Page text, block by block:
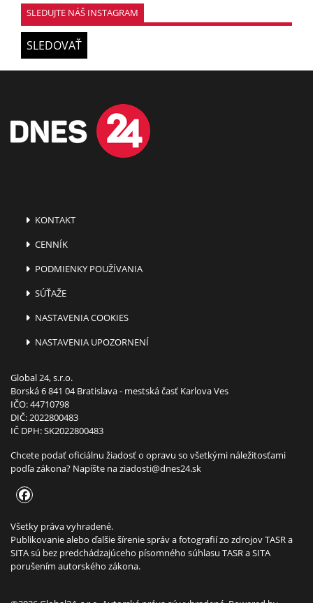
SLEDUJTE NÁŠ INSTAGRAM
SLEDOVAŤ
KONTAKT
CENNÍK
PODMIENKY POUŽÍVANIA
SÚŤAŽE
NASTAVENIA COOKIES
NASTAVENIA UPOZORNENÍ
Global 24, s.r.o.
Borská 6 841 04 Bratislava - mestská časť Karlova Ves
IČO: 44710798
DIČ: 2022800483
IČ DPH: SK2022800483
Chcete podať oficiálnu žiadosť o opravu so všetkými náležitosťami
podľa zákona? Napíšte naziadosti@dnes24.sk
Všetky práva vyhradené.
Publikovanie alebo ďalšie šírenie správ a fotografií zo zdrojov TASR a
SITA sú bez predchádzajúceho písomného súhlasu TASR a SITA
porušením autorského zákona.